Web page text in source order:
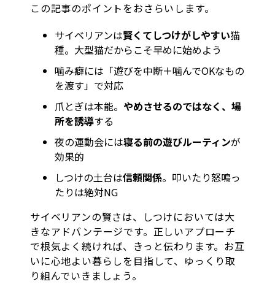
この記事のポイントをおさらいします。
サイベリアンは賢くてしつけがしやすい猫
種。大型猫だからこそ早めに始めよう
噛み癖には「遊びを中断＋噛んでOKなもの
を渡す」で対応
爪とぎは本能。 やめさせるのではなく、場
所を誘導する
夜の運動会には寝る前の遊びルーティンが
効果的
しつけの土台は信頼関係。叩いたり怒鳴っ
たりは絶対NG
サイベリアンの賢さは、しつけにおいては大
きなアドバンテージです。正しいアプローチ
で根気よく続ければ、きっと伝わります。お互
いに心地よい暮らしを目指して、ゆっくり取
り組んでいきましょう。